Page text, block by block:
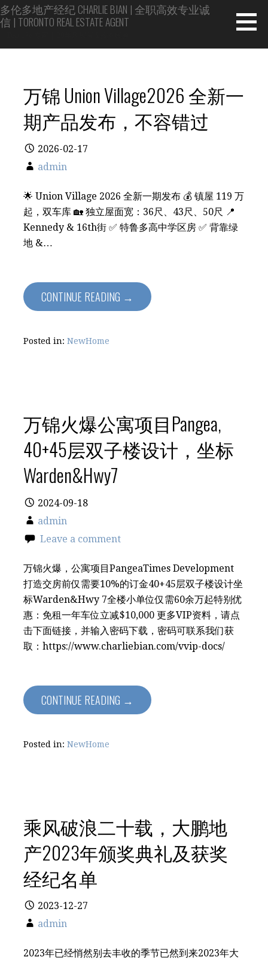
Skip
to
多伦多地产经纪 CHARLIE BIAN | 全职高效专业诚
信 | TORONTO REAL ESTATE AGENT
万锦 Union Village2026 全新一
期产品发布，不容错过
2026-02-17
admin
🌟 Union Village 2026 全新一期发布 💰 镇屋 119 万
起，双车库 🏡 独立屋面宽：36尺、43尺、50尺 📍
Kennedy & 16th街 ✅ 特鲁多高中学区房 ✅ 背靠绿
地 &…
CONTINUE READING →
Posted in: NewHome
万锦火爆公寓项目Pangea,
40+45层双子楼设计，坐标
Warden&Hwy7
2024-09-18
admin
Leave a comment
万锦火爆，公寓项目PangeaTimes Development
打造交房前仅需要10%的订金40+45层双子楼设计坐
标Warden&Hwy 7全楼小单位仅需60余万起特别优
惠：免租一年车位立减$10,000 更多VIP资料，请点
击下面链接，并输入密码下载，密码可联系我们获
取：https://www.charliebian.com/vvip-docs/
CONTINUE READING →
Posted in: NewHome
乘风破浪二十载，大鹏地
产2023年颁奖典礼及获奖
经纪名单
2023-12-27
admin
2023年已经悄然别去丰收的季节已然到来2023年大